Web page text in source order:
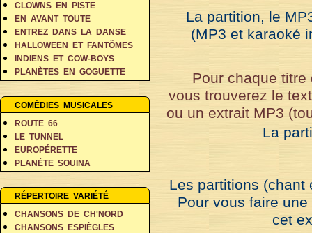
CLOWNS EN PISTE
EN AVANT TOUTE
ENTREZ DANS LA DANSE
HALLOWEEN ET FANTÔMES
INDIENS ET COW-BOYS
PLANÈTES EN GOGUETTE
RÊVES ET FANTAISIE
COMÉDIES MUSICALES
ROUTE 66
LE TUNNEL
EUROPÉRETTE
PLANÈTE SOUINA
RÉPERTOIRE VARIÉTÉ
CHANSONS DE CH'NORD
CHANSONS ESPIÈGLES
La partition, le
(MP3 et karaoké
Pour chaque
vous trouverez le
ou un extrait MP3
La
Les partitions (chant
Pour vous faire
cet